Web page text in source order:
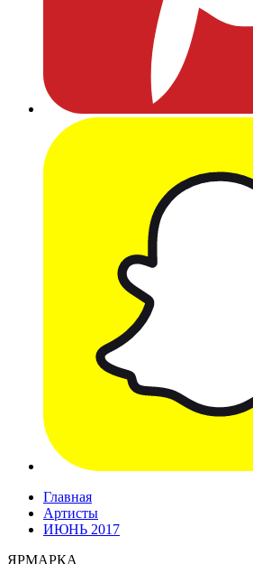
Главная
Артисты
ИЮНЬ 2017
ЯРМАРКА